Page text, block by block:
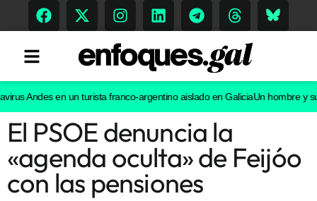
Tendencias
Memoria Histórica
Andes en un turista franco-argentino aislado en GaliciaUn hombre y su
El PSOE denuncia la
«agenda oculta» de Feijóo
con las pensiones